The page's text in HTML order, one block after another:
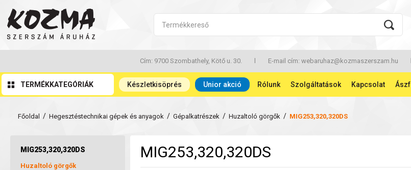
Cím: 9700 Szombathely, Kötő u. 30. E-mail cím: webaruhaz@kozmaszerszam.hu
TERMÉKKATEGÓRIÁK Készletkisöprés Unior akció Rólunk Szolgáltatások Kapcsolat Ászf
Főoldal / Hegesztéstechnikai gépek és anyagok / Gépalkatrészek / Huzaltoló görgők / MIG253,320,320DS
MIG253,320,320DS
Huzaltoló görgők
MIG253,320,320DS